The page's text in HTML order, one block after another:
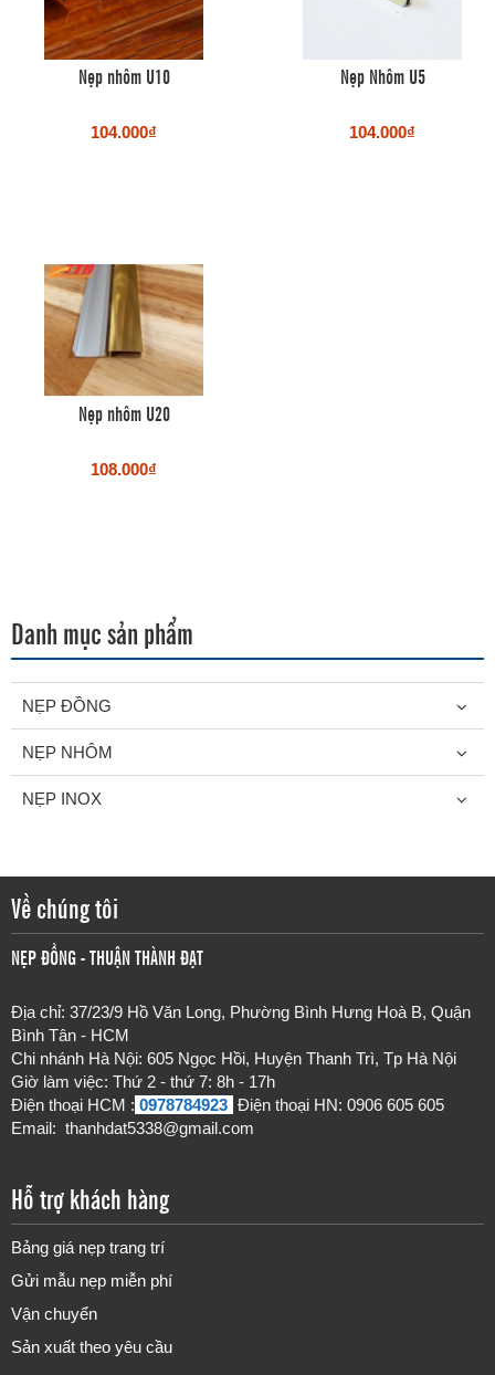
Nẹp nhôm U10
104.000₫
Nẹp Nhôm U5
104.000₫
Nẹp nhôm U20
108.000₫
Danh mục sản phẩm
NẸP ĐỒNG
NẸP NHÔM
NẸP INOX
Về chúng tôi
NẸP ĐỒNG - THUẬN THÀNH ĐẠT
Địa chỉ: 37/23/9 Hồ Văn Long, Phường Bình Hưng Hoà B, Quận
Bình Tân - HCM
Chi nhánh Hà Nội: 605 Ngọc Hồi, Huyện Thanh Trì, Tp Hà Nội
Giờ làm việc: Thứ 2 - thứ 7: 8h - 17h
Điện thoại HCM : 0978784923 Điện thoại HN: 0906 605 605
Email: thanhdat5338@gmail.com
Hỗ trợ khách hàng
Bảng giá nẹp trang trí
Gửi mẫu nẹp miễn phí
Vận chuyển
Sản xuất theo yêu cầu